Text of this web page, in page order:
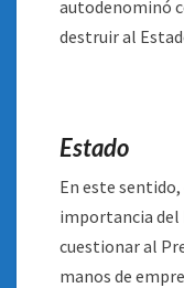
autodenominó
destruir al
Estado
En este
importancia del
cuestionar al
manos de